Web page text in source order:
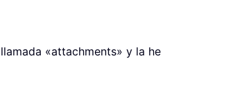
«attachments» y la he